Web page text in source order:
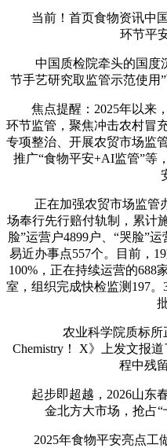
当前！首页食物资讯中国
环节平
中国质检院牵头的国度
节手艺研究取监管示范使用
焦点提醒：2025年以来，
环节监管，聚焦冲击农村冒
专项整治、开展农贸市场监
推广“食物平安+AI监管”等
正在加强农贸市场监管办
场奉行先行赔付轨制，累计
脸”运营户4899户、“哭脸”
易近办事点557个。目前，
100%，正在持续运营的688
室，组织完成快检监测197
农业科学院质标所
Chemistry！ X》上发文报
程中残
起步即超越，2026山东春
金北方大市场，抢占“
2025年食物平安亮点工